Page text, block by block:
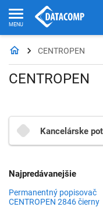
CENTROPEN
CENTROPEN
Kancelárske
Najpredávanejšie
Permanentný popisovač
CENTROPEN 2846 čierny